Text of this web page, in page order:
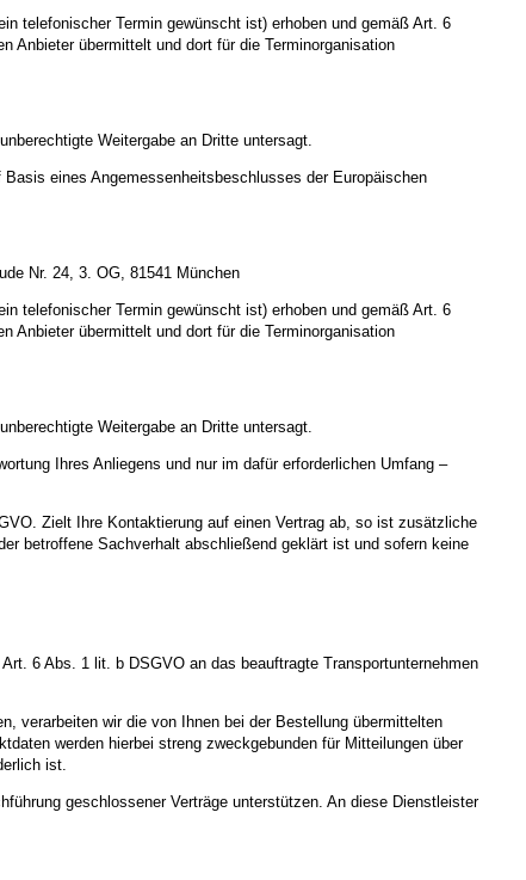
telefonischer Termin gewünscht ist) erhoben und gemäß Art. 6
Anbieter übermittelt und dort für die Terminorganisation
Weitergabe an Dritte untersagt.
eines Angemessenheitsbeschlusses der Europäischen
Nr. 24, 3. OG, 81541 München
telefonischer Termin gewünscht ist) erhoben und gemäß Art. 6
Anbieter übermittelt und dort für die Terminorganisation
Weitergabe an Dritte untersagt.
Ihres Anliegens und nur im dafür erforderlichen Umfang –
Zielt Ihre Kontaktierung auf einen Vertrag ab, so ist zusätzliche
betroffene Sachverhalt abschließend geklärt ist und sofern keine
6 Abs. 1 lit. b DSGVO an das beauftragte Transportunternehmen
verarbeiten wir die von Ihnen bei der Bestellung übermittelten
werden hierbei streng zweckgebunden für Mitteilungen über
ist.
geschlossener Verträge unterstützen. An diese Dienstleister